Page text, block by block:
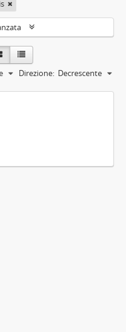
Direzione: Decrescente